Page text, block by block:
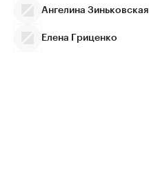
Ангелина Зиньковская
Елена Гриценко